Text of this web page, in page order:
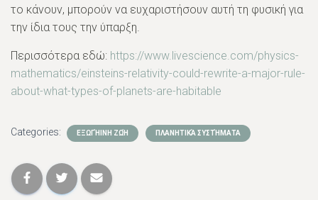
το κάνουν, μπορούν να ευχαριστήσουν αυτή τη φυσική για
την ίδια τους την ύπαρξη.
Περισσότερα εδώ: https://www.livescience.com/physics-
mathematics/einsteins-relativity-could-rewrite-a-major-rule-
about-what-types-of-planets-are-habitable
Categories: ΕΞΩΓΉΙΝΗ ΖΩΉ ΠΛΑΝΗΤΙΚΆ ΣΥΣΤΉΜΑΤΑ